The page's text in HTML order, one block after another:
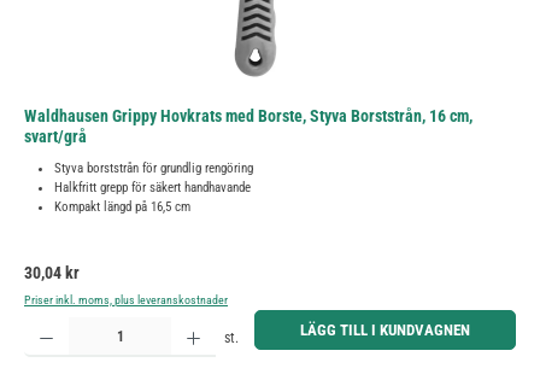
Waldhausen Grippy Hovkrats med Borste, Styva Borststrån, 16 cm,
svart/grå
Styva borststrån för grundlig rengöring
Halkfritt grepp för säkert handhavande
Kompakt längd på 16,5 cm
Ordinarie pris:
30,04 kr
Priser inkl. moms, plus leveranskostnader
Produktkvantitet: Ange önskat belopp eller använd knapparna för att öka eller minska kvantiteten.
st. LÄGG TILL I KUNDVAGNEN